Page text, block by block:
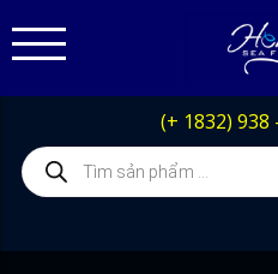
(+ 1832) 938
Products
search